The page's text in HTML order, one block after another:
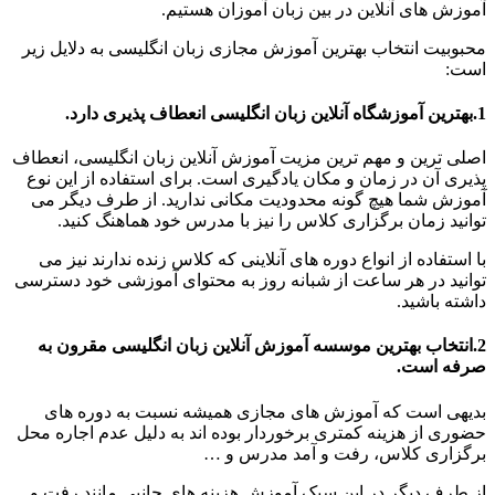
آموزش های آنلاین در بین زبان آموزان هستیم.
محبوبیت انتخاب بهترین آموزش مجازی زبان انگلیسی به دلایل زیر
است:
1.بهترین آموزشگاه آنلاین زبان انگلیسی انعطاف پذیری دارد.
اصلی ترین و مهم ترین مزیت آموزش آنلاین زبان انگلیسی، انعطاف
پذیری آن در زمان و مکان یادگیری است. برای استفاده از این نوع
آموزش شما هیچ گونه محدودیت مکانی ندارید. از طرف دیگر می
توانید زمان برگزاری کلاس را نیز با مدرس خود هماهنگ کنید.
با استفاده از انواع دوره های آنلاینی که کلاس زنده ندارند نیز می
توانید در هر ساعت از شبانه روز به محتوای آموزشی خود دسترسی
داشته باشید.
2.انتخاب بهترین موسسه آموزش آنلاین زبان انگلیسی مقرون به
صرفه است.
بدیهی است که آموزش های مجازی همیشه نسبت به دوره های
حضوری از هزینه کمتری برخوردار بوده اند به دلیل عدم اجاره محل
برگزاری کلاس، رفت و آمد مدرس و …